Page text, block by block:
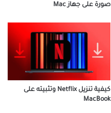
صورة على جهاز Mac
كيفية تنزيل Netflix وتثبيته على
MacBook